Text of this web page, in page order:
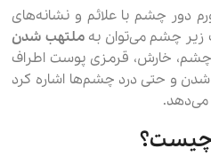
چشم با علائم و نشانه‌های
زیر چشم می‌توان بهملتهب شدن
خارش، قرمزی پوست اطراف
و حتی درد چشم‌ها اشاره کرد
می‌دهد.
چیست؟